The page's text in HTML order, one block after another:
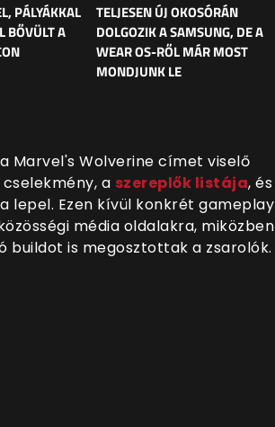
PÁLYÁKKAL
BŐVÜLT A
TELJESEN ÚJ OKOSÓRÁN
DOLGOZIK A SAMSUNG, DE A
WEAR OS-RŐL MÁR MOST
MONDJUNK LE
Marvel's Wolverine címet viselő
a szereplők listája, és
lepel. Ezen kívül konkrét gameplay
média oldalakra, miközben
buildot is megosztottak a zsarolók.